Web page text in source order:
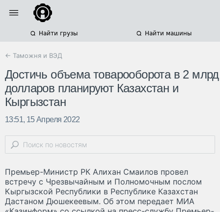
Найти грузы Найти машины
← Таможня и ВЭД
Достичь объема товарооборота в 2 млрд
долларов планируют Казахстан и
Кыргызстан
13:51, 15 Апреля 2022
Премьер-Министр РК Алихан Смаилов провел
встречу с Чрезвычайным и Полномочным послом
Кыргызской Республики в Республике Казахстан
Дастаном Дюшекеевым. Об этом передает МИА